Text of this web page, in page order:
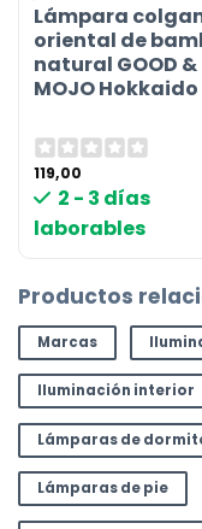
Lámpara
oriental de
natural GOOD &
MOJO Hokkaido
119,00
2 - 3 días
laborables
Productos
Marcas
Iluminación interior
Lámparas de
Lámparas de pie